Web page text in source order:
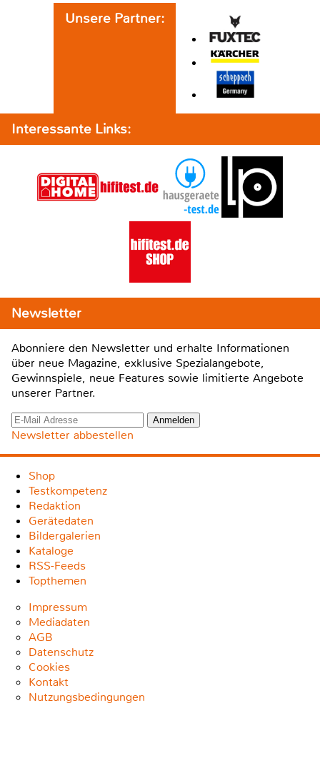
Unsere Partner:
Interessante Links:
Newsletter
Abonniere den Newsletter und erhalte Informationen
über neue Magazine, exklusive Spezialangebote,
Gewinnspiele, neue Features sowie limitierte Angebote
unserer Partner.
Newsletter abbestellen
Shop
Testkompetenz
Redaktion
Gerätedaten
Bildergalerien
Kataloge
RSS-Feeds
Topthemen
Impressum
Mediadaten
AGB
Datenschutz
Cookies
Kontakt
Nutzungsbedingungen